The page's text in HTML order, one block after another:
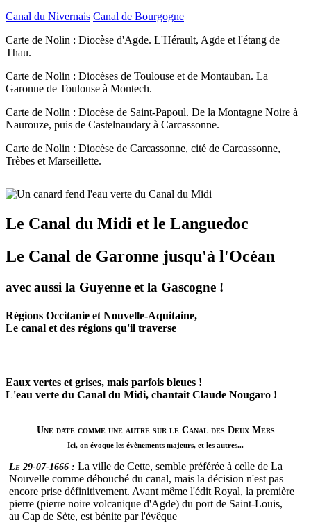
Canal du Nivernais Canal de Bourgogne
Carte de Nolin : Diocèse d'Agde. L'Hérault, Agde et l'étang de
Thau.
Carte de Nolin : Diocèses de Toulouse et de Montauban. La
Garonne de Toulouse à Montech.
Carte de Nolin : Diocèse de Saint-Papoul. De la Montagne Noire à
Naurouze, puis de Castelnaudary à Carcassonne.
Carte de Nolin : Diocèse de Carcassonne, cité de Carcassonne,
Trèbes et Marseillette.
Le Canal du Midi et le Languedoc
Le Canal de Garonne jusqu'à l'Océan
avec aussi la Guyenne et la Gascogne !
Régions Occitanie et Nouvelle-Aquitaine,
Le canal et des régions qu'il traverse
Eaux vertes et grises, mais parfois bleues !
L'eau verte du Canal du Midi, chantait Claude Nougaro !
Une date comme une autre sur le Canal des Deux Mers
Ici, on évoque les évènements majeurs, et les autres...
Le 29-07-1666 : La ville de Cette, semble préférée à celle de La
Nouvelle comme débouché du canal, mais la décision n'est pas
encore prise définitivement. Avant même l'édit Royal, la première
pierre (pierre noire volcanique d'Agde) du port de Saint-Louis,
au Cap de Sète, est bénite par l'évêque